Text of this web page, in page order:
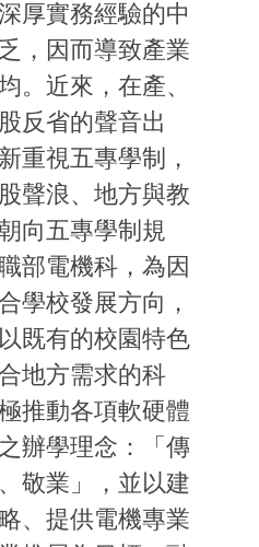
厚實務經驗的中
，因而導致產業
。近來，在產、
反省的聲音出
重視五專學制，
聲浪、地方與教
向五專學制規
部電機科，為因
學校發展方向，
既有的校園特色
地方需求的科
推動各項軟硬體
辦學理念：「傳
敬業」，並以建
、提供電機專業